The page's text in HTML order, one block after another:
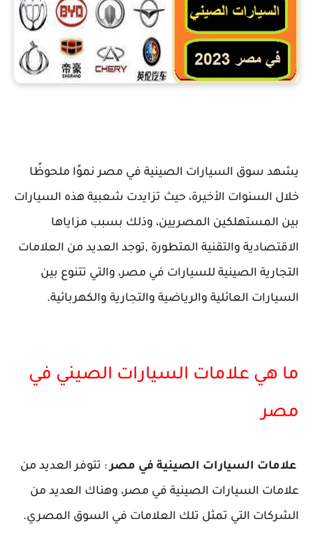
يشهد سوق السيارات الصينية في مصر نموًا ملحوظًا
خلال السنوات الأخيرة، حيث تزايدت شعبية هذه السيارات
بين المستهلكين المصريين، وذلك بسبب مزاياها
الاقتصادية والتقنية المتطورة ,توجد العديد من العلامات
التجارية الصينية للسيارات في مصر، والتي تتنوع بين
السيارات العائلية والرياضية والتجارية والكهربائية.
ما هي علامات السيارات الصيني في
مصر
علامات السيارات الصينية في مصر: تتوفر العديد من
علامات السيارات الصينية في مصر، وهناك العديد من
الشركات التي تمثل تلك العلامات في السوق المصري.